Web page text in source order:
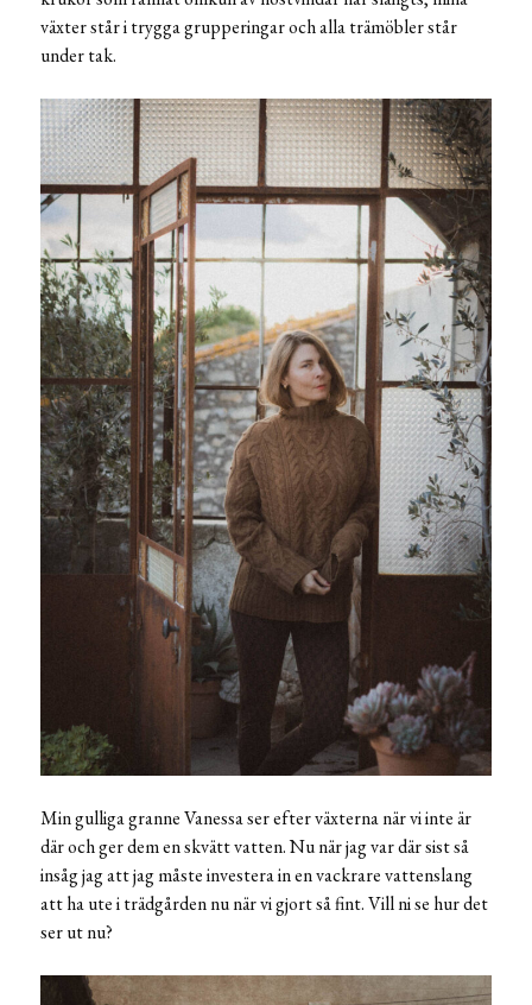
växter står i trygga grupperingar och alla trämöbler står
under tak.
Min gulliga granne Vanessa ser efter växterna när vi inte är
där och ger dem en skvätt vatten. Nu när jag var där sist så
insåg jag att jag måste investera in en vackrare vattenslang
att ha ute i trädgården nu när vi gjort så fint. Vill ni se hur det
ser ut nu?